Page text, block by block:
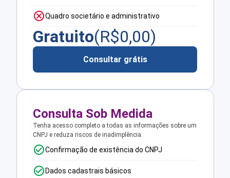
Quadro societário e administrativo
Gratuito(R$0,00)
Consultar grátis
Consulta Sob Medida
Tenha acesso completo a todas as informações sobre um
CNPJ e reduza riscos de inadimplência.
Confirmação de existência do CNPJ
Dados cadastrais básicos